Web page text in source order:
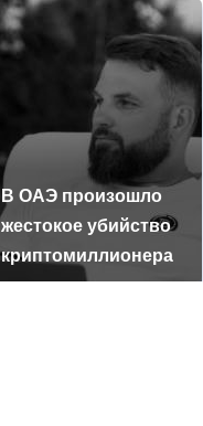
В ОАЭ произошло
жестокое убийство
криптомиллионера